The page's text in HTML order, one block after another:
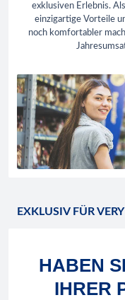
exklusiven Erlebnis.
einzigartige Vorteile
noch komfortabler
EXKLUSIV FÜR
HABEN
IHRER